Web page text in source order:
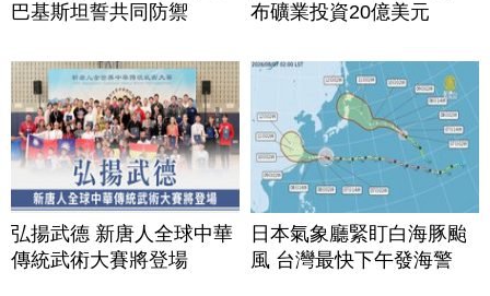
巴基斯坦誓共同防禦
布礦業投資20億美元
弘揚武德 新唐人全球中華
傳統武術大賽將登場
日本氣象廳緊盯白海豚颱
風 台灣最快下午發海警